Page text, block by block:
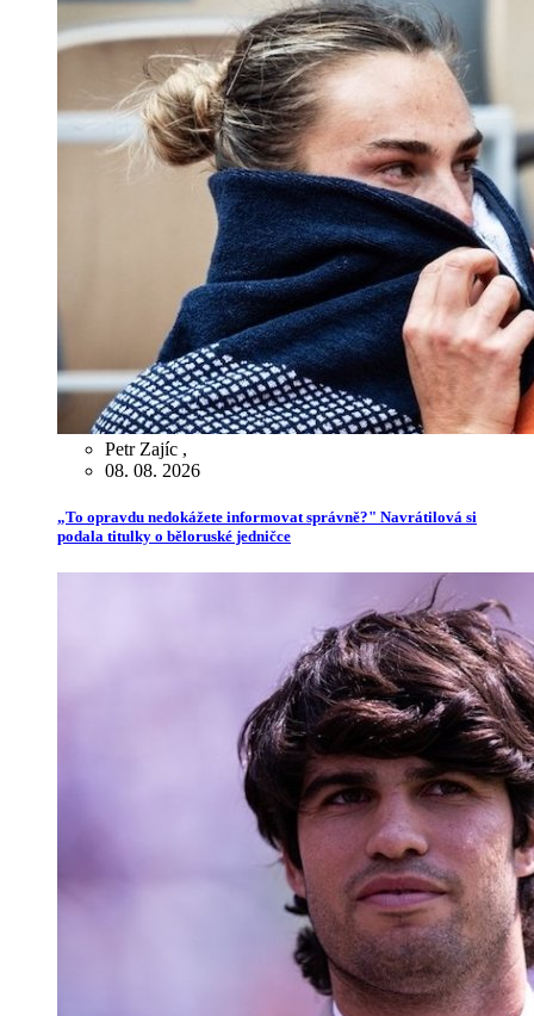
Petr Zajíc ,
08. 08. 2026
„To opravdu nedokážete informovat správně?" Navrátilová si
podala titulky o běloruské jedničce